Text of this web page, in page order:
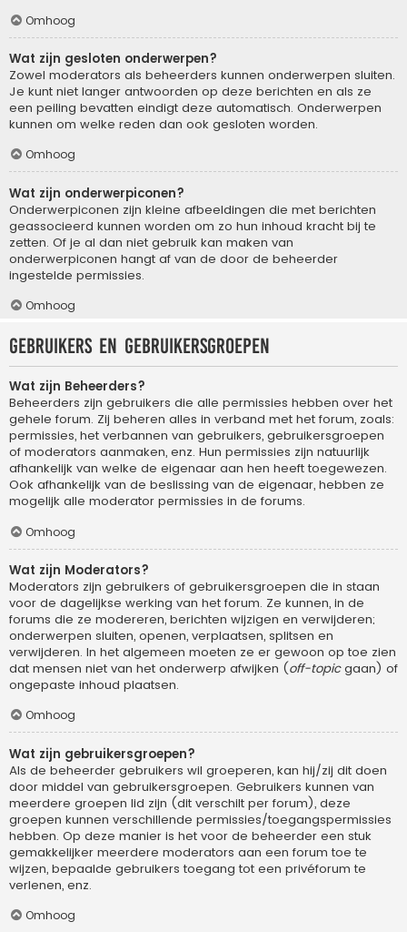
Omhoog
Wat zijn gesloten onderwerpen?
Zowel moderators als beheerders kunnen onderwerpen sluiten.
Je kunt niet langer antwoorden op deze berichten en als ze
een peiling bevatten eindigt deze automatisch. Onderwerpen
kunnen om welke reden dan ook gesloten worden.
Omhoog
Wat zijn onderwerpiconen?
Onderwerpiconen zijn kleine afbeeldingen die met berichten
geassocieerd kunnen worden om zo hun inhoud kracht bij te
zetten. Of je al dan niet gebruik kan maken van
onderwerpiconen hangt af van de door de beheerder
ingestelde permissies.
Omhoog
Gebruikers en gebruikersgroepen
Wat zijn Beheerders?
Beheerders zijn gebruikers die alle permissies hebben over het
gehele forum. Zij beheren alles in verband met het forum, zoals:
permissies, het verbannen van gebruikers, gebruikersgroepen
of moderators aanmaken, enz. Hun permissies zijn natuurlijk
afhankelijk van welke de eigenaar aan hen heeft toegewezen.
Ook afhankelijk van de beslissing van de eigenaar, hebben ze
mogelijk alle moderator permissies in de forums.
Omhoog
Wat zijn Moderators?
Moderators zijn gebruikers of gebruikersgroepen die in staan
voor de dagelijkse werking van het forum. Ze kunnen, in de
forums die ze modereren, berichten wijzigen en verwijderen;
onderwerpen sluiten, openen, verplaatsen, splitsen en
verwijderen. In het algemeen moeten ze er gewoon op toe zien
dat mensen niet van het onderwerp afwijken (off-topicgaan) of
ongepaste inhoud plaatsen.
Omhoog
Wat zijn gebruikersgroepen?
Als de beheerder gebruikers wil groeperen, kan hij/zij dit doen
door middel van gebruikersgroepen. Gebruikers kunnen van
meerdere groepen lid zijn (dit verschilt per forum), deze
groepen kunnen verschillende permissies/toegangspermissies
hebben. Op deze manier is het voor de beheerder een stuk
gemakkelijker meerdere moderators aan een forum toe te
wijzen, bepaalde gebruikers toegang tot een privéforum te
verlenen, enz.
Omhoog